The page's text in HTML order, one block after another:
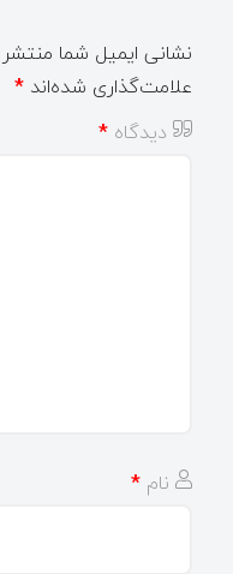
نشانی ایمیل شما
علامت‌گذاری شده‌اند *
دیدگاه *
نام *